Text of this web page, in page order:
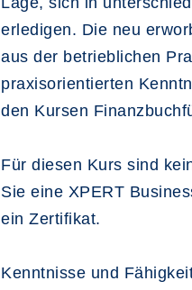
erledigen. Die neu
aus der betrieblichen
praxisorientierten
den Kursen
Für diesen Kurs sind
Sie eine XPERT
ein Zertifikat.
Kenntnisse und